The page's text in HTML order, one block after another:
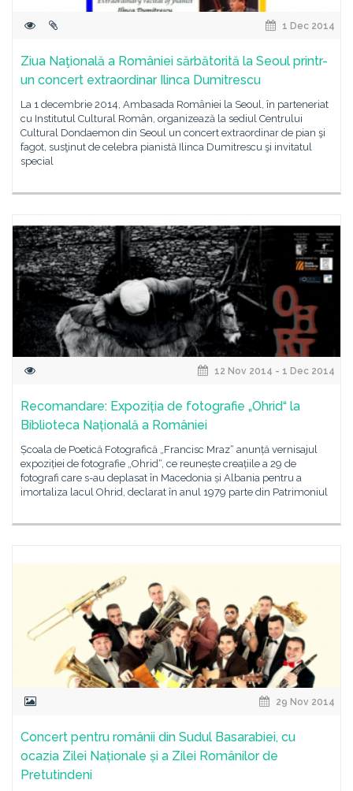
1 Dec 2014
Ziua Naţională a României sărbătorită la Seoul printr-
un concert extraordinar Ilinca Dumitrescu
La 1 decembrie 2014, Ambasada României la Seoul, în parteneriat
cu Institutul Cultural Român, organizează la sediul Centrului
Cultural Dondaemon din Seoul un concert extraordinar de pian şi
fagot, susţinut de celebra pianistă Ilinca Dumitrescu şi invitatul
special
12 Nov 2014 - 1 Dec 2014
Recomandare: Expoziția de fotografie „Ohrid“ la
Biblioteca Națională a României
Școala de Poetică Fotografică „Francisc Mraz“ anunță vernisajul
expoziției de fotografie „Ohrid“, ce reunește creațiile a 29 de
fotografi care s-au deplasat în Macedonia și Albania pentru a
imortaliza lacul Ohrid, declarat în anul 1979 parte din Patrimoniul
29 Nov 2014
Concert pentru românii din Sudul Basarabiei, cu
ocazia Zilei Naționale și a Zilei Românilor de
Pretutindeni